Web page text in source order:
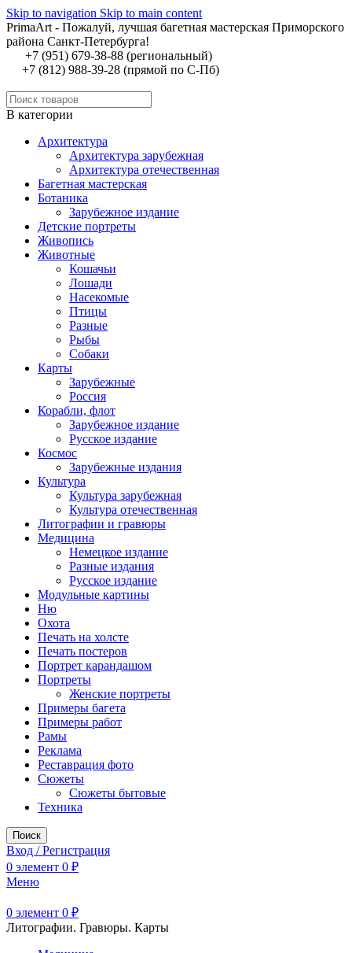
Skip to navigation Skip to main content
PrimaArt - Пожалуй, лучшая багетная мастерская Приморского
района Санкт-Петербурга!
+7 (951) 679-38-88 (региональный)
+7 (812) 988-39-28 (прямой по С-Пб)
В категории
Архитектура
Архитектура зарубежная
Архитектура отечественная
Багетная мастерская
Ботаника
Зарубежное издание
Детские портреты
Живопись
Животные
Кошачьи
Лошади
Насекомые
Птицы
Разные
Рыбы
Собаки
Карты
Зарубежные
Россия
Корабли, флот
Зарубежное издание
Русское издание
Космос
Зарубежные издания
Культура
Культура зарубежная
Культура отечественная
Литографии и гравюры
Медицина
Немецкое издание
Разные издания
Русское издание
Модульные картины
Ню
Охота
Печать на холсте
Печать постеров
Портрет карандашом
Портреты
Женские портреты
Примеры багета
Примеры работ
Рамы
Реклама
Реставрация фото
Сюжеты
Сюжеты бытовые
Техника
Поиск
Вход / Регистрация
0 элемент 0 ₽
Меню
0 элемент 0 ₽
Литографии. Гравюры. Карты